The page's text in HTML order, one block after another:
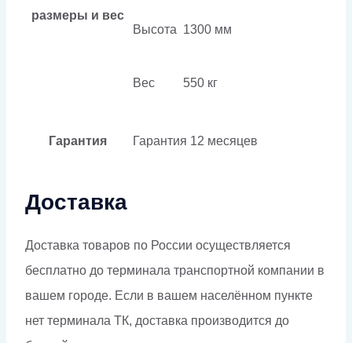
размеры и вес
Высота 1300 мм
Вес 550 кг
Гарантия Гарантия 12 месяцев
Доставка
Доставка товаров по России осуществляется
бесплатно до терминала транспортной компании в
вашем городе. Если в вашем населённом пункте
нет терминала ТК, доставка производится до